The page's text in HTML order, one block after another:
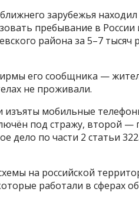
зарубежья находил
пребывание в
района за 5–7 тысяч
его сообщника —
не проживали.
мобильные
под стражу, второй
дело по части 2 статьи
на российской
работали в сферах